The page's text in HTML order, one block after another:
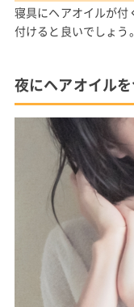
寝具にヘアオイルが付
付けると良いでしょう。
夜にヘアオイル